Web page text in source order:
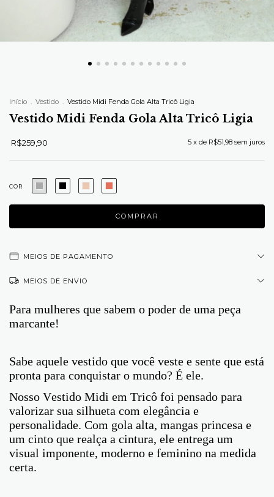
Início . Vestido . Vestido Midi Fenda Gola Alta Tricô Ligia
Vestido Midi Fenda Gola Alta Tricô Ligia
R$259,90 5 x de R$51,98 sem juros
COR
MEIOS DE PAGAMENTO
MEIOS DE ENVIO
Para mulheres que sabem o poder de uma peça
marcante!
Sabe aquele vestido que você veste e sente que está
pronta para conquistar o mundo? É ele.
Nosso Vestido Midi em Tricô foi pensado para
valorizar sua silhueta com elegância e
personalidade. Com gola alta, mangas princesa e
um cinto que realça a cintura, ele entrega um
visual imponente, moderno e feminino na medida
certa.